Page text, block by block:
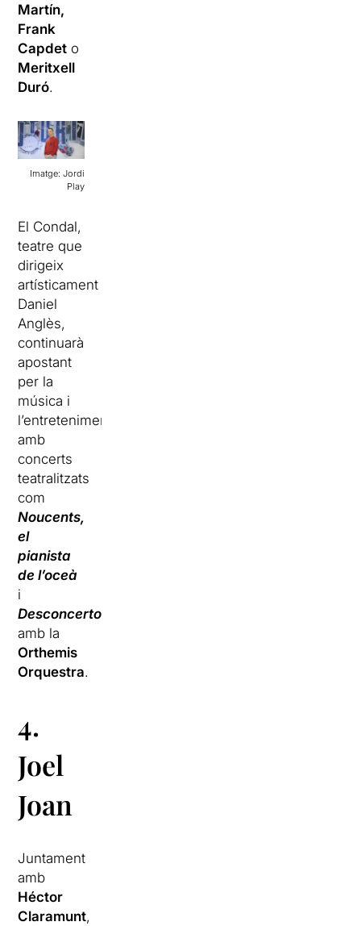
Martín,
Frank
Capdet o
Meritxell
Duró.
Imatge: Jordi
Play
El Condal,
teatre que
dirigeix
artísticament
Daniel
Anglès,
continuarà
apostant
per la
música i
l’entreteniment
amb
concerts
teatralitzats
com
Noucents,
el
pianista
de l’oceà
i
Desconcerto
amb la
Orthemis
Orquestra.
4.
Joel
Joan
Juntament
amb
Héctor
Claramunt,